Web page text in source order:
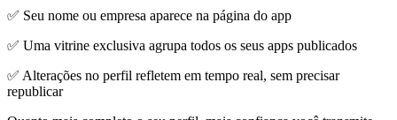
✅ Seu nome ou empresa aparece na página do app
✅ Uma vitrine exclusiva agrupa todos os seus apps publicados
✅ Alterações no perfil refletem em tempo real, sem precisar
republicar